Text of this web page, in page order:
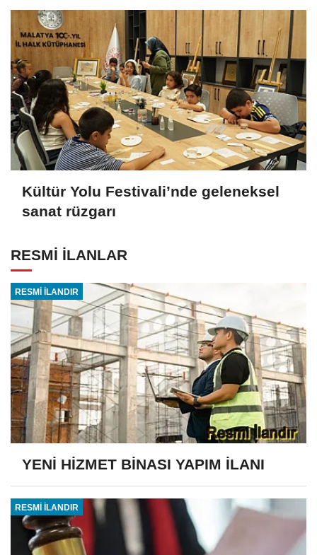
Kültür Yolu Festivali’nde geleneksel
sanat rüzgarı
RESMİ İLANLAR
RESMİ İLANDIR
YENİ HİZMET BİNASI YAPIM İLANI
RESMİ İLANDIR